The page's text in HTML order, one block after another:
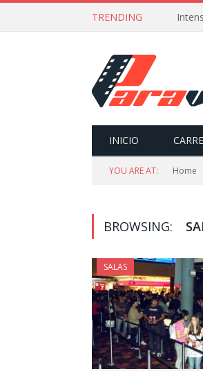
TRENDING
INICIO
YOU ARE AT: Home
BROWSING:
SALAS